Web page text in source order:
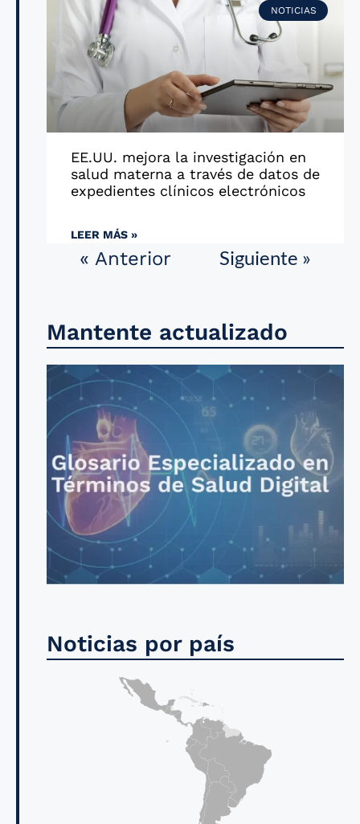
NOTICIAS
EE.UU. mejora la investigación en
salud materna a través de datos de
expedientes clínicos electrónicos
LEER MÁS »
« Anterior Siguiente »
Mantente actualizado
Noticias por país